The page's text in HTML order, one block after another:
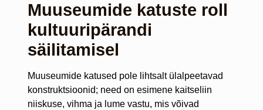
Muuseumide katuste roll
kultuuripärandi
säilitamisel
Muuseumide katused pole lihtsalt ülalpeetavad
konstruktsioonid; need on esimene kaitseliin
niiskuse, vihma ja lume vastu, mis võivad